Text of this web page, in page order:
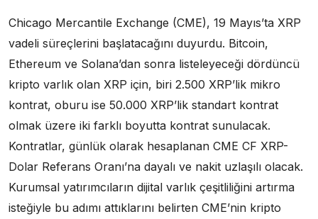
Chicago Mercantile Exchange (CME), 19 Mayıs’ta XRP
vadeli süreçlerini başlatacağını duyurdu. Bitcoin,
Ethereum ve Solana’dan sonra listeleyeceği dördüncü
kripto varlık olan XRP için, biri 2.500 XRP’lik mikro
kontrat, oburu ise 50.000 XRP’lik standart kontrat
olmak üzere iki farklı boyutta kontrat sunulacak.
Kontratlar, günlük olarak hesaplanan CME CF XRP-
Dolar Referans Oranı’na dayalı ve nakit uzlaşılı olacak.
Kurumsal yatırımcıların dijital varlık çeşitliliğini artırma
isteğiyle bu adımı attıklarını belirten CME’nin kripto